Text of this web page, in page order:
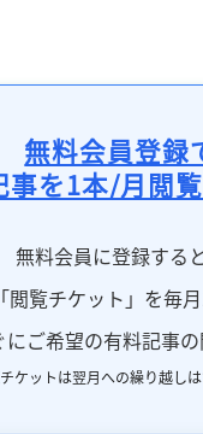
無料会員登録
事を1本/月閲
無料会員に登録すると
閲覧チケット」を毎月
ご希望の有料記事の
ケットは翌月への繰り越しは